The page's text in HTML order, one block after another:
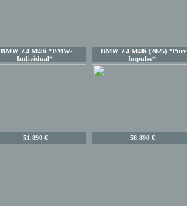
BMW Z4 M40i *BMW-
Individual*
BMW Z4 M40i (2025) *Pure
Impulse*
51.890 € 58.890 €